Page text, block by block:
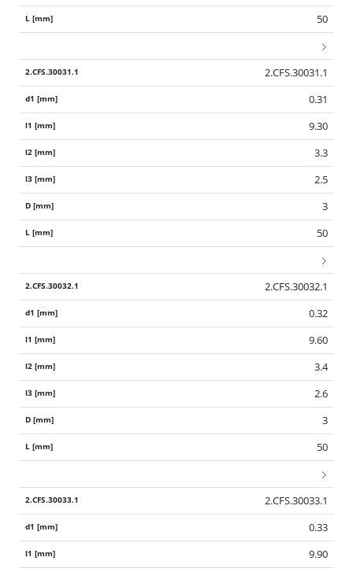
50
2.CFS.30031.1
0.31
9.30
3.3
2.5
3
50
2.CFS.30032.1
0.32
9.60
3.4
2.6
3
50
2.CFS.30033.1
0.33
9.90